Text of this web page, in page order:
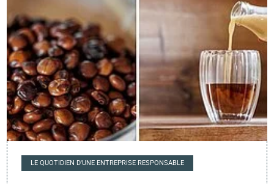
LE QUOTIDIEN D'UNE ENTREPRISE RESPONSABLE